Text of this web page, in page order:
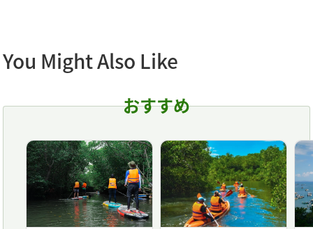
You Might Also Like
おすすめ